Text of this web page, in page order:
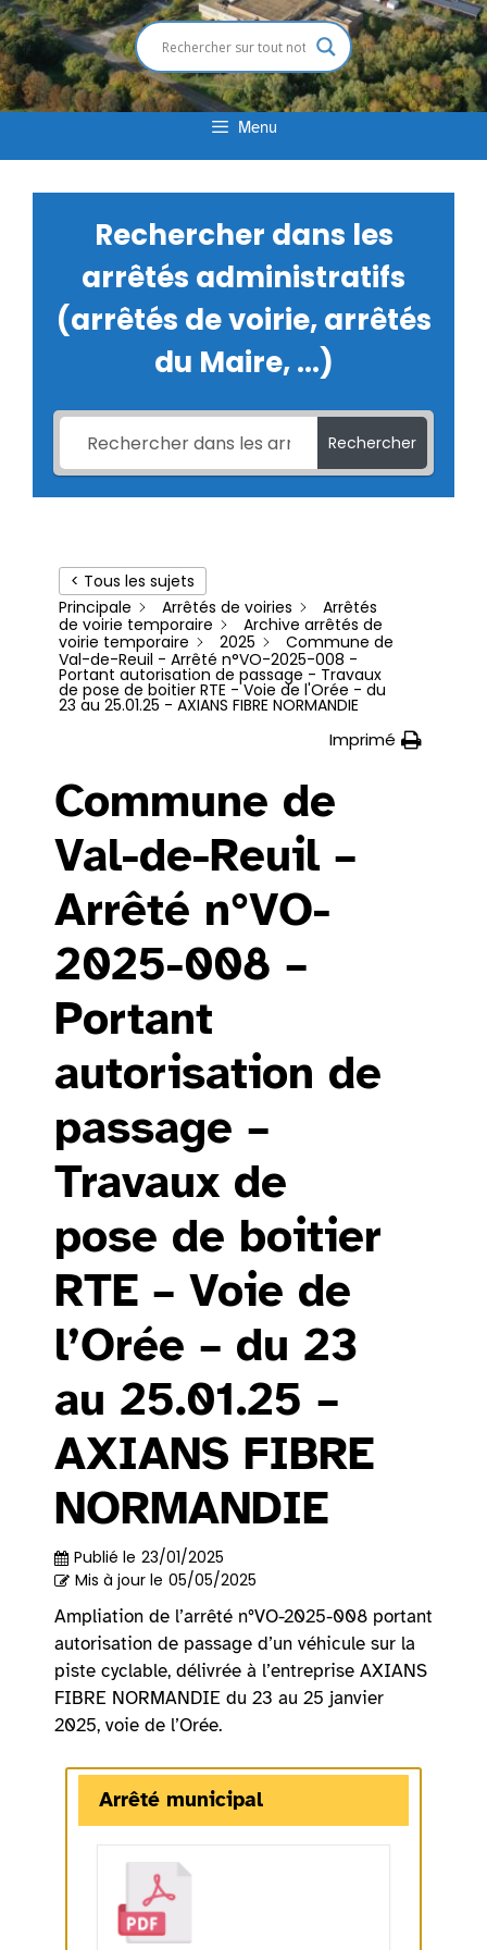
Menu
Rechercher dans les
arrêtés administratifs
(arrêtés de voirie, arrêtés
du Maire, ...)
Rechercher
< Tous les sujets
Principale
Arrêtés de voiries
Arrêtés
de voirie temporaire
Archive arrêtés de
voirie temporaire
2025
Commune de
Val-de-Reuil - Arrêté n°VO-2025-008 -
Portant autorisation de passage - Travaux
de pose de boitier RTE - Voie de l'Orée - du
23 au 25.01.25 - AXIANS FIBRE NORMANDIE
Imprimé
Commune de
Val-de-Reuil –
Arrêté n°VO-
2025-008 –
Portant
autorisation de
passage –
Travaux de
pose de boitier
RTE – Voie de
l’Orée – du 23
au 25.01.25 –
AXIANS FIBRE
NORMANDIE
Publié le 23/01/2025
Mis à jour le 05/05/2025
Ampliation de l’arrêté n°VO-2025-008 portant
autorisation de passage d’un véhicule sur la
piste cyclable, délivrée à l’entreprise AXIANS
FIBRE NORMANDIE du 23 au 25 janvier
2025, voie de l’Orée.
Arrêté municipal